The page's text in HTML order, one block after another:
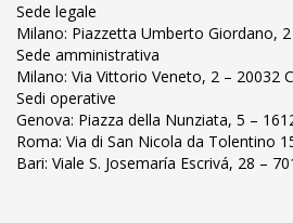
Sede legale
Milano: Piazzetta Umberto Giordano,
Sede amministrativa
Milano: Via Vittorio Veneto, 2 – 20032
Sedi operative
Genova: Piazza della Nunziata, 5 –
Roma: Via di San Nicola da Tolentino
Bari: Viale S. Josemaría Escrivá, 28 –